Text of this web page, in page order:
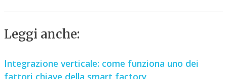
Leggi anche:
Integrazione verticale: come funziona uno dei